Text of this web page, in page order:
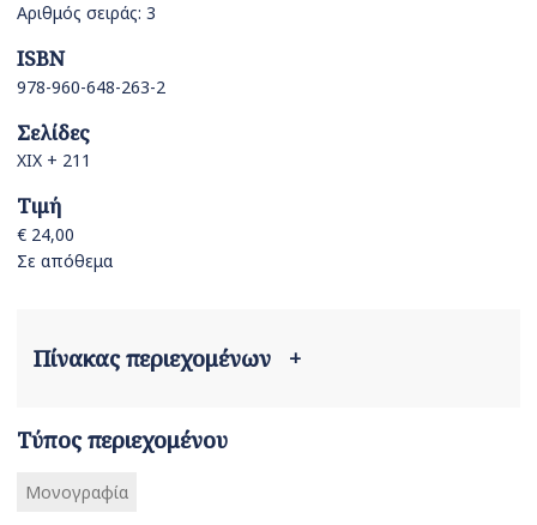
Αριθμός σειράς: 3
ISBN
978-960-648-263-2
Σελίδες
ΧΙΧ + 211
Τιμή
€ 24,00
Σε απόθεμα
Πίνακας περιεχομένων +
Τύπος περιεχομένου
Μονογραφία